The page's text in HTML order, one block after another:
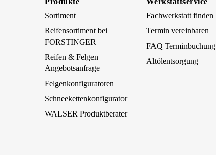
Sortiment
Reifensortiment bei
FORSTINGER
Reifen & Felgen
Angebotsanfrage
Felgenkonfiguratoren
Schneekettenkonfigurator
WALSER Produktberater
Fachwerkstatt finden
Termin vereinbaren
FAQ Terminbuchung
Altölentsorgung